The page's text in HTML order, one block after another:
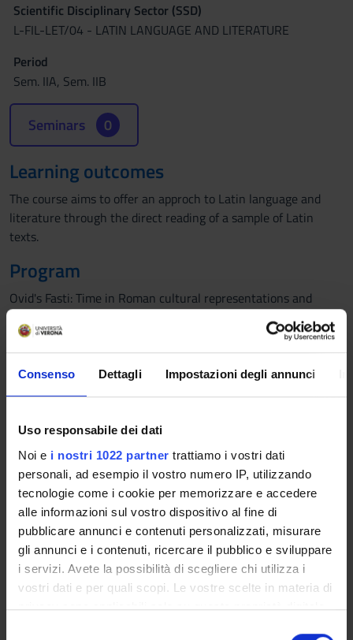
Consenso Dettagli Impostazioni degli annunci
Uso responsabile dei dati
Noi e i nostri 1022 partner trattiamo i vostri dati
personali, ad esempio il vostro numero IP, utilizzando
tecnologie come i cookie per memorizzare e accedere
alle informazioni sul vostro dispositivo al fine di
pubblicare annunci e contenuti personalizzati, misurare
gli annunci e i contenuti, ricercare il pubblico e sviluppare
i servizi. Avete la possibilità di scegliere chi utilizza i
vostri dati e per quali scopi. Le vostre scelte in materia di
privacy sono applicabili solo su questa proprietà digitale
Scientific Disciplinary Sector (SSD)
L-FIL-LET/04 - LATIN LANGUAGE AND LITERATURE
Period
Sem. IIA, Sem. IIB
Seminars 0
Learning outcomes
The course aims to offer an approch to Latin language and
literature through the direct reading of a sample of Latin
texts.
Program
Ovid's Fasti: Time in Roman cultural representations and
myths.
Texts:
1. P.Ovidio Nasone, I Fasti, Introduzione e traduzione di Luca
Milano 1998 (Testo critico di riferimento: P. Ovidi Nasonis
Fastorum libri sex, recensuerunt E.H. Alton, D.E.W. Wormell, E.
Courtney, Leipzig 1997 (IV ed.).
(vv. 1. 1-288; 2.533-684; 4. 247-348).
2. A. Cavarzere-A. De Vivo-P. Mastandrea, Letteratura latina.
Una sintesi storica, Roma, Carocci, 2003.
3. A. Traina-G. Bernardi Perini, Propedeutica al latino
universitario, Bologna, Pàtron, 1998 (o edizione successiva):